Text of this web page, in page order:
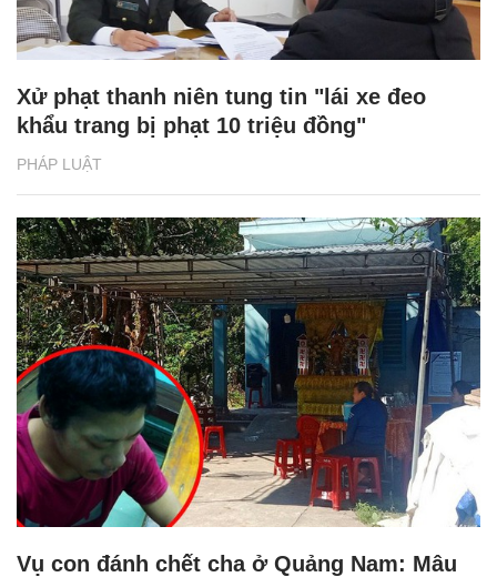
PHÁP LUẬT
Xử phạt thanh niên tung tin "lái xe đeo
khẩu trang bị phạt 10 triệu đồng"
Vụ con đánh chết cha ở Quảng Nam: Mâu